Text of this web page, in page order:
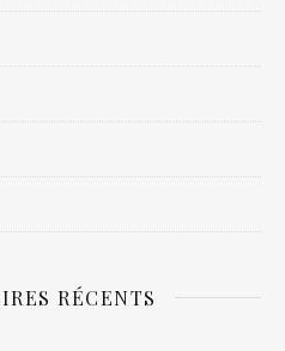
RÉCENTS